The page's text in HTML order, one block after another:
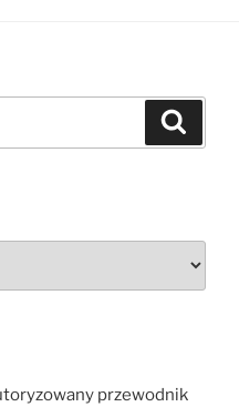
przewodnik